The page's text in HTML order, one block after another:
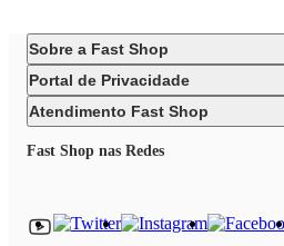
Polegadas compatíveis: 17" a 35"
Carga máxima: 2 a 9kg (por braço)
Sobre a Fast Shop
Portal de Privacidade
Atendimento Fast Shop
Fast Shop nas Redes